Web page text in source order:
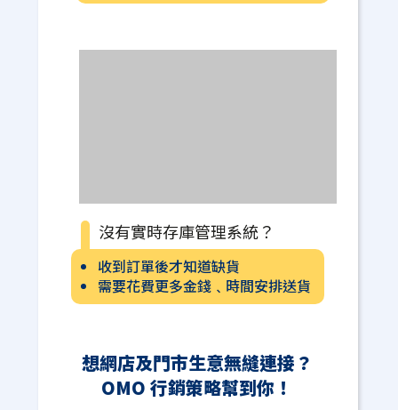
沒有實時存庫管理系統？
收到訂單後才知道缺貨
需要花費更多金錢﹑時間安排送貨
想網店及門市生意無縫連接？
OMO 行銷策略幫到你！